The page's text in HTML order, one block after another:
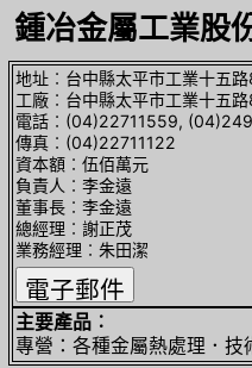
鍾冶金屬工業股
地址︰台中縣太平市工業十五
工廠︰台中縣太平市工業十五
電話︰(04)22711559,
傳真︰(04)22711122
資本額︰伍佰萬元
負責人︰李金遠
董事長︰李金遠
總經理︰謝正茂
業務經理︰朱田潔
主要產品︰
專營：各種金屬熱處理．技